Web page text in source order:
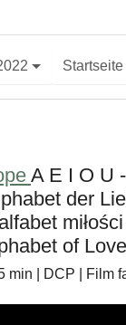
Startseite
A E I O U
der
of Love
min | DCP | Film